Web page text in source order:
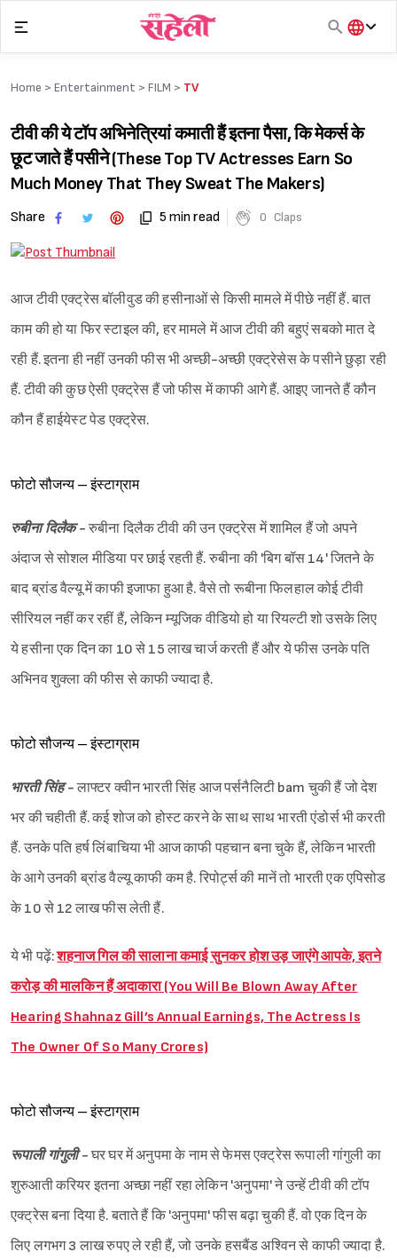
content
हिंदी
Home > Entertainment > FILM > TV
टीवी की ये टॉप अभिनेत्रियां कमाती हैं इतना पैसा, कि मेकर्स के
छूट जाते हैं पसीने (These Top TV Actresses Earn So
Much Money That They Sweat The Makers)
Share 5 min read 0 Claps
आज टीवी एक्ट्रेस बॉलीवुड की हसीनाओं से किसी मामले में पीछे नहीं हैं. बात
काम की हो या फिर स्टाइल की, हर मामले में आज टीवी की बहुएं सबको मात दे
रही हैं. इतना ही नहीं उनकी फीस भी अच्छी-अच्छी एक्ट्रेसेस के पसीने छुड़ा रही
हैं. टीवी की कुछ ऐसी एक्ट्रेस हैं जो फीस में काफी आगे हैं. आइए जानते हैं कौन
कौन हैं हाईयेस्ट पेड एक्ट्रेस.
फोटो सौजन्य – इंस्टाग्राम
रुबीना दिलैक - रुबीना दिलैक टीवी की उन एक्ट्रेस में शामिल हैं जो अपने
अंदाज से सोशल मीडिया पर छाई रहती हैं. रुबीना की 'बिग बॉस 14' जितने के
बाद ब्रांड वैल्यू में काफी इजाफा हुआ है. वैसे तो रूबीना फिलहाल कोई टीवी
सीरियल नहीं कर रहीं हैं, लेकिन म्यूजिक वीडियो हो या रियल्टी शो उसके लिए
ये हसीना एक दिन का 10 से 15 लाख चार्ज करती हैं और ये फीस उनके पति
अभिनव शुक्ला की फीस से काफी ज्यादा है.
फोटो सौजन्य – इंस्टाग्राम
भारती सिंह - लाफ्टर क्वीन भारती सिंह आज पर्सनैलिटी bam चुकी हैं जो देश
भर की चहीती हैं. कई शोज को होस्ट करने के साथ साथ भारती एंडोर्स भी करती
हैं. उनके पति हर्ष लिंबाचिया भी आज काफी पहचान बना चुके हैं, लेकिन भारती
के आगे उनकी ब्रांड वैल्यू काफी कम है. रिपोर्ट्स की मानें तो भारती एक एपिसोड
के 10 से 12 लाख फीस लेती हैं.
ये भी पढ़ें:शहनाज गिल की सालाना कमाई सुनकर होश उड़ जाएंगे आपके, इतने
करोड़ की मालकिन हैं अदाकारा (You Will Be Blown Away After
Hearing Shahnaz Gill’s Annual Earnings, The Actress Is
The Owner Of So Many Crores)
फोटो सौजन्य – इंस्टाग्राम
रूपाली गांगुली - घर घर में अनुपमा के नाम से फेमस एक्ट्रेस रूपाली गांगुली का
शुरुआती करियर इतना अच्छा नहीं रहा लेकिन 'अनुपमा' ने उन्हें टीवी की टॉप
एक्ट्रेस बना दिया है. बताते हैं कि 'अनुपमा' फीस बढ़ा चुकी हैं. वो एक दिन के
लिए लगभग 3 लाख रुपए ले रही हैं, जो उनके हसबैंड अश्विन से काफी ज्यादा है.